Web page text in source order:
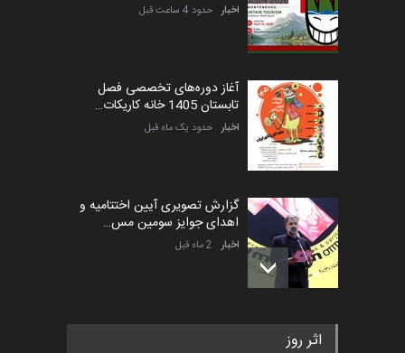
اخبار حدود 4 ساعت قبل
آغاز دوره‌های تخصصی فصل
تابستان 1405 خانه کاریکات…
اخبار حدود یک ماه قبل
گزارش تصویری آیین اختتامیه و
اهدای جوایز سومین مس…
اخبار 2 ماه قبل
به یاد اردوغان باشول (۱۹۳۶–
اثر روز